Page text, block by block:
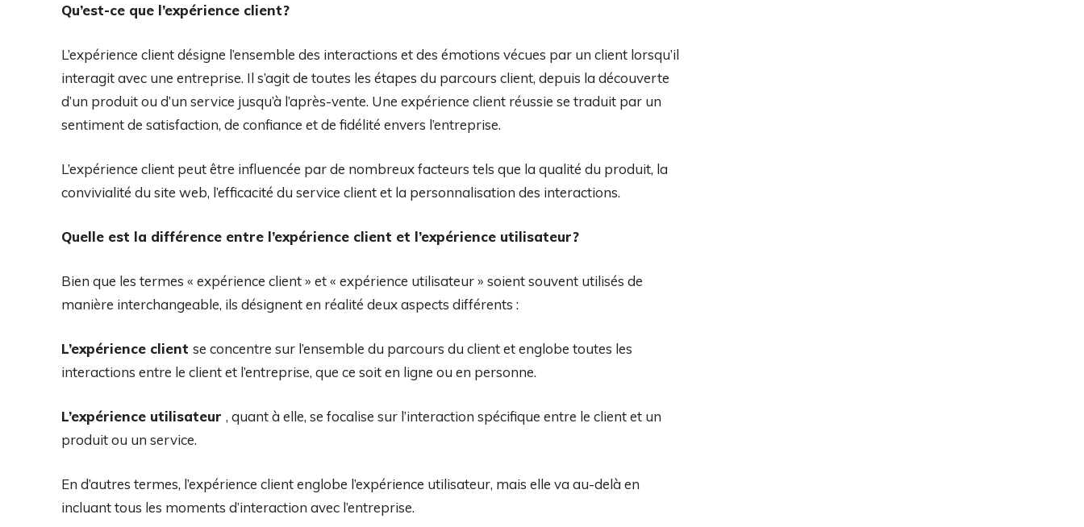
Qu’est-ce que l’expérience client?
L’expérience client désigne l’ensemble des interactions et des émotions vécues par un client lorsqu’il
interagit avec une entreprise. Il s’agit de toutes les étapes du parcours client, depuis la découverte
d’un produit ou d’un service jusqu’à l’après-vente. Une expérience client réussie se traduit par un
sentiment de satisfaction, de confiance et de fidélité envers l’entreprise.
L’expérience client peut être influencée par de nombreux facteurs tels que la qualité du produit, la
convivialité du site web, l’efficacité du service client et la personnalisation des interactions.
Quelle est la différence entre l’expérience client et l’expérience utilisateur?
Bien que les termes « expérience client » et « expérience utilisateur » soient souvent utilisés de
manière interchangeable, ils désignent en réalité deux aspects différents :
L’expérience client se concentre sur l’ensemble du parcours du client et englobe toutes les
interactions entre le client et l’entreprise, que ce soit en ligne ou en personne.
L’expérience utilisateur , quant à elle, se focalise sur l’interaction spécifique entre le client et un
produit ou un service.
En d’autres termes, l’expérience client englobe l’expérience utilisateur, mais elle va au-delà en
incluant tous les moments d’interaction avec l’entreprise.